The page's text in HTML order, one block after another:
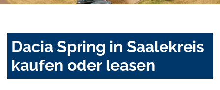
Dacia Spring in Saalekreis
kaufen oder leasen